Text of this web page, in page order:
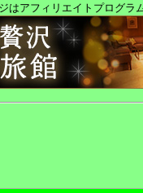
はアフィリエイトプログラ